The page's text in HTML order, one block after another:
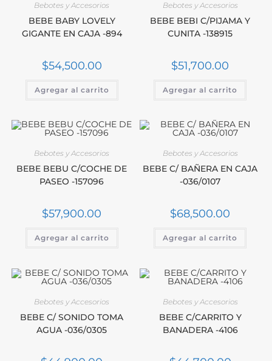
Bebotes y Accesorios
BEBE BABY LOVELY
GIGANTE EN CAJA -894
$54,500.00
Agregar al carrito
Bebotes y Accesorios
BEBE BEBI C/PIJAMA Y
CUNITA -138915
$51,700.00
Agregar al carrito
Bebotes y Accesorios
BEBE BEBU C/COCHE DE
PASEO -157096
$57,900.00
Agregar al carrito
Bebotes y Accesorios
BEBE C/ BAÑERA EN CAJA
-036/0107
$68,500.00
Agregar al carrito
Bebotes y Accesorios
BEBE C/ SONIDO TOMA
AGUA -036/0305
Bebotes y Accesorios
BEBE C/CARRITO Y
BANADERA -4106